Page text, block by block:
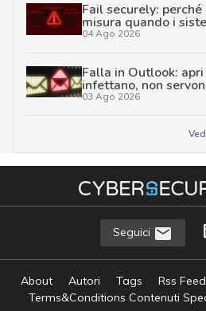
Fail securely:
misura quando i
04 Ago 2026
Falla in Outlook: apri
infettano, non
03 Ago 2026
Seguici
About Autori Tags Rss Feed
Terms&Conditions Contenuti